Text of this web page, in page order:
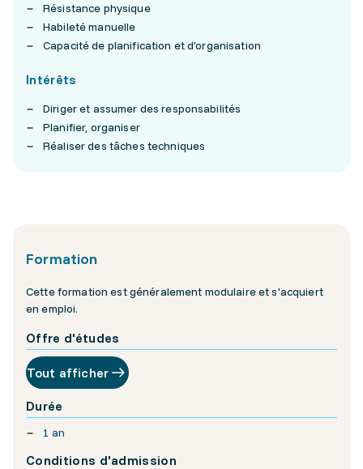
Résistance physique
Habileté manuelle
Capacité de planification et d'organisation
Intérêts
Diriger et assumer des responsabilités
Planifier, organiser
Réaliser des tâches techniques
Formation
Cette formation est généralement modulaire et s'acquiert
en emploi.
Offre d'études
Tout afficher
Durée
1 an
Conditions d'admission